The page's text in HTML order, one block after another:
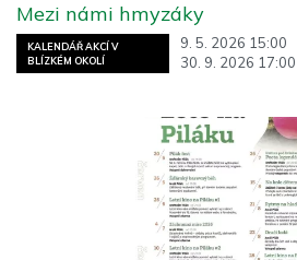
KALENDÁŘ AKCÍ V
BLÍZKÉM OKOLÍ
9. 5. 2026 15:00
30. 9. 2026 17:00
Mezi námi hmyzáky